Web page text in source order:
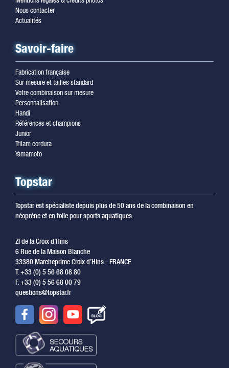
Nous contacter
Actualités
Savoir-faire
Fabrication française
Sur mesure et tailles standard
Votre combinaison sur mesure
Personnalisation
Handi
Références et champions
Junior
Trilam cordura
Yamamoto
Topstar
Topstar est spécialiste depuis plus de 50 ans de la combinaison en
néoprène et en toile pour sports aquatiques.
ZI de la Croix d’Hins
6 Rue de la Maison Blanche
33380 Marcheprime Croix d’Hins - FRANCE
T. +33 (0) 5 56 68 08 80
F. +33 (0) 5 56 68 00 79
questions@topstar.fr